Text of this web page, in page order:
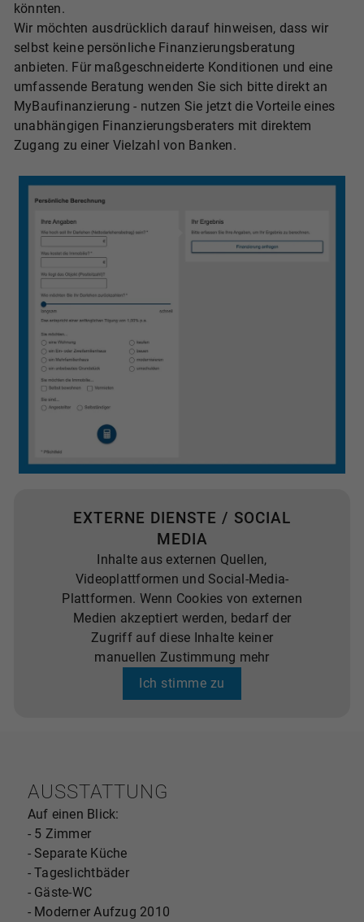
könnten.
Wir möchten ausdrücklich darauf hinweisen, dass wir
selbst keine persönliche Finanzierungsberatung
anbieten. Für maßgeschneiderte Konditionen und eine
umfassende Beratung wenden Sie sich bitte direkt an
MyBaufinanzierung - nutzen Sie jetzt die Vorteile eines
unabhängigen Finanzierungsberaters mit direktem
Zugang zu einer Vielzahl von Banken.
EXTERNE DIENSTE / SOCIAL
MEDIA
Inhalte aus externen Quellen,
Videoplattformen und Social-Media-
Plattformen. Wenn Cookies von externen
Medien akzeptiert werden, bedarf der
Zugriff auf diese Inhalte keiner
manuellen Zustimmung mehr
Ich stimme zu
AUSSTATTUNG
Auf einen Blick:
- 5 Zimmer
- Separate Küche
- Tageslichtbäder
- Gäste-WC
- Moderner Aufzug 2010